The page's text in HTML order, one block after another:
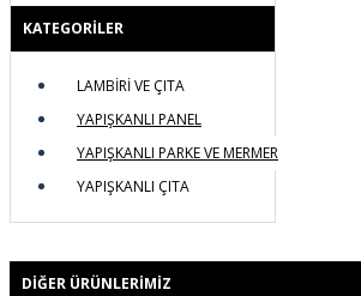
HAYVANLAR
KABARTMA
KATEGORILER
LAMBİRİ VE ÇITA
YAPIŞKANLI PANEL
YAPIŞKANLI PARKE VE MERMER
YAPIŞKANLI ÇITA
DIĞER ÜRÜNLERIMIZ